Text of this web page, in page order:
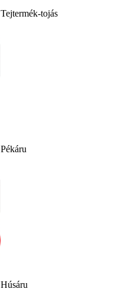
Tejtermék-tojás
Pékáru
Húsáru